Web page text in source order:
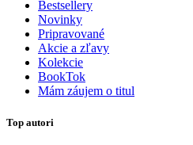
Bestsellery
Novinky
Pripravované
Akcie a zľavy
Kolekcie
BookTok
Mám záujem o titul
Top autori